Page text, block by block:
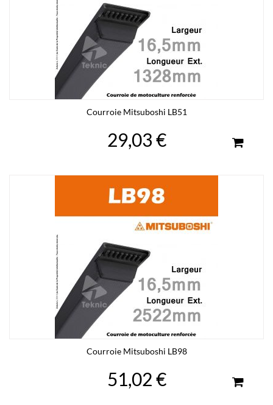
Courroie Mitsuboshi LB51
29,03 €
Courroie Mitsuboshi LB98
51,02 €